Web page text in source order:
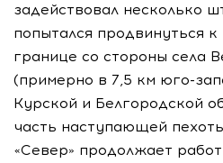
задействовал несколько
попытался продвинуться
границе со стороны села
(примерно в 7,5 км юго-
Курской и Белгородской
часть наступающей
«Север» продолжает